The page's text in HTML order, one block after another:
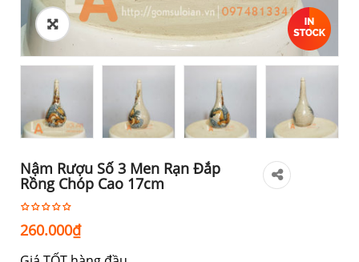
Nậm Rượu Số 3 Men Rạn Đắp
Rồng Chóp Cao 17cm
260.000₫